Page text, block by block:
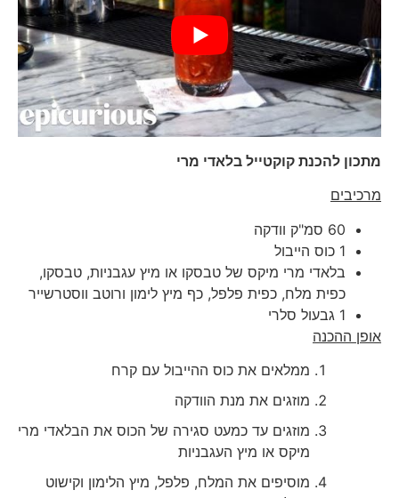
מתכון להכנת קוקטייל בלאדי מרי
מרכיבים
60 סמ"ק וודקה
1 כוס הייבול
בלאדי מרי מיקס של טבסקו או מיץ עגבניות, טבסקו,
כפית מלח, כפית פלפל, כף מיץ לימון ורוטב ווסטרשייר
1 גבעול סלרי
אופן ההכנה
ממלאים את כוס ההייבול עם קרח
מוזגים את מנת הוודקה
מוזגים עד כמעט סגירה של הכוס את הבלאדי מרי
מיקס או מיץ העגבניות
מוסיפים את המלח, פלפל, מיץ הלימון וקישוט